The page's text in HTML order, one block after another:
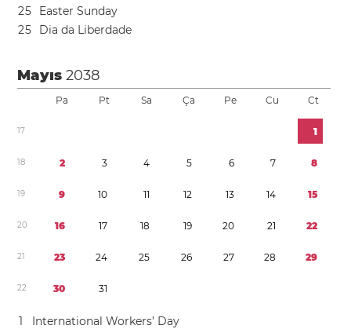
25
Easter Sunday
25 Dia da Liberdade
Mayıs2038
Pa Pt Sa Ça Pe Cu Ct
17 1
18 2 3 4 5 6 7 8
19 9 10 11 12 13 14 15
20 16 17 18 19 20 21 22
21 23 24 25 26 27 28 29
22 30 31
1 International Workers’ Day